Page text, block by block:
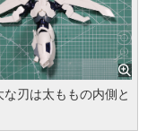
刃は太ももの内側と